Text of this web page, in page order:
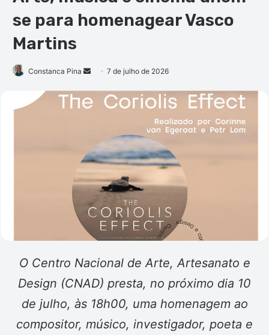
se para homenagear Vasco
Martins
Constanca Pina
Mande
e-
7 de julho de 2026
O Centro Nacional de Arte, Artesanato e
Design (CNAD) presta, no próximo dia 10
de julho, às 18h00, uma homenagem ao
compositor, músico, investigador, poeta e